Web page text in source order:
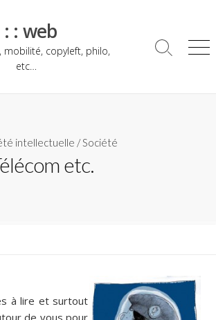
: : web
mobilité, copyleft, philo,
etc…
Search
intellectuelle /Société
etc.
à lire et surtout
de vous pour